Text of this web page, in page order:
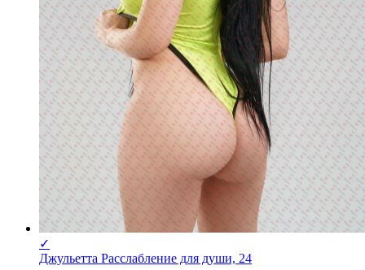
✓
Джульетта Расслабление для души, 24